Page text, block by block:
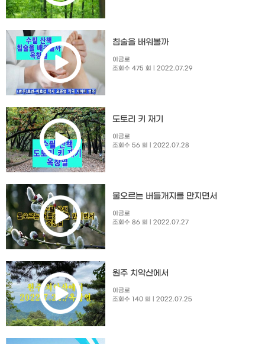
침술을 배워볼까
이금로
조회수 475 회
| 2022.07.29
도토리 키 재기
이금로
조회수 56 회
| 2022.07.28
물오르는 버들개지를 만지면서
이금로
조회수 86 회
| 2022.07.27
원주 치악산에서
이금로
조회수 140 회
| 2022.07.25